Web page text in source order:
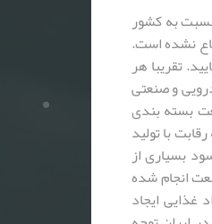
به کشور
نشده است.
تقریبا هر
و صنعتی
بسته بندی
با تولید
بسیاری از
انجام شده
مواد غذایی ایجاد